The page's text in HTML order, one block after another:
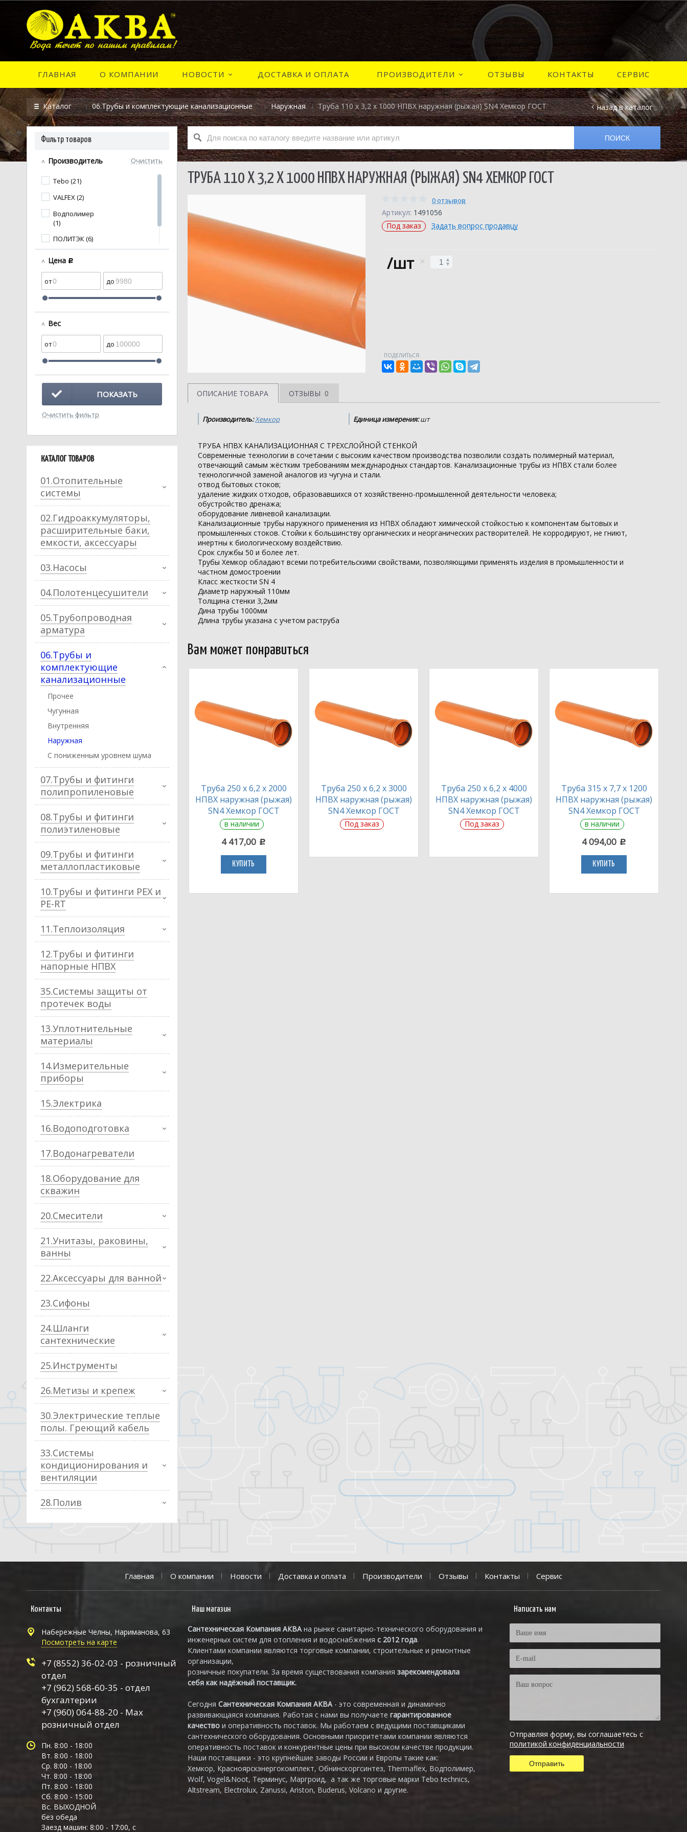
ГЛАВНАЯ О КОМПАНИИ НОВОСТИ ДОСТАВКА И ОПЛАТА ПРОИЗВОДИТЕЛИ ОТЗЫВЫ КОНТАКТЫ СЕРВИС
Каталог 06.Трубы и комплектующие канализационные Наружная Труба 110 х 3,2 х 1000 НПВХ наружная (рыжая) SN4 Хемкор ГОСТ назад в каталог
Фильтр товаров
Производитель Очистить
Tebo (21)
VALFEX (2)
Водполимер
(1)
ПОЛИТЭК (6)
Цена c
Вес
ПОКАЗАТЬ
Очистить фильтр
КАТАЛОГ ТОВАРОВ
01.Отопительные
системы
02.Гидроаккумуляторы,
расширительные баки,
емкости, аксессуары
03.Насосы
04.Полотенцесушители
05.Трубопроводная
арматура
06.Трубы и
комплектующие
канализационные
Прочее
Чугунная
Внутренняя
Наружная
С пониженным уровнем шума
07.Трубы и фитинги
полипропиленовые
08.Трубы и фитинги
полиэтиленовые
09.Трубы и фитинги
металлопластиковые
10.Трубы и фитинги PEX и
PE-RT
11.Теплоизоляция
12.Трубы и фитинги
напорные НПВХ
35.Системы защиты от
протечек воды
13.Уплотнительные
материалы
14.Измерительные
приборы
15.Электрика
16.Водоподготовка
17.Водонагреватели
18.Оборудование для
скважин
20.Смесители
21.Унитазы, раковины,
ванны
22.Аксессуары для ванной
23.Сифоны
24.Шланги
сантехнические
25.Инструменты
26.Метизы и крепеж
30.Электрические теплые
полы. Греющий кабель
33.Системы
кондиционирования и
вентиляции
28.Полив
ТРУБА 110 Х 3,2 Х 1000 НПВХ НАРУЖНАЯ (РЫЖАЯ) SN4 ХЕМКОР ГОСТ
0 отзывов
Артикул: 1491056
Под заказ
Задать вопрос продавцу
/шт
ПОДЕЛИТЬСЯ:
ОПИСАНИЕ ТОВАРА ОТЗЫВЫ 0
Производитель:Хемкор Единица измерения:шт
ТРУБА НПВХ КАНАЛИЗАЦИОННАЯ С ТРЕХСЛОЙНОЙ СТЕНКОЙ
Современные технологии в сочетании с высоким качеством производства позволили создать полимерный материал,
отвечающий самым жёстким требованиям международных стандартов. Канализационные трубы из НПВХ стали более
технологичной заменой аналогов из чугуна и стали.
отвод бытовых стоков;
удаление жидких отходов, образовавшихся от хозяйственно-промышленной деятельности человека;
обустройство дренажа;
оборудование ливневой канализации.
Канализационные трубы наружного применения из НПВХ обладают химической стойкостью к компонентам бытовых и
промышленных стоков. Стойки к большинству органических и неорганических растворителей. Не корродируют, не гниют,
инертны к биологическому воздействию.
Срок службы 50 и более лет.
Трубы Хемкор обладают всеми потребительскими свойствами, позволяющими применять изделия в промышленности и
частном домостроении
Класс жесткости SN 4
Диаметр наружный 110мм
Толщина стенки 3,2мм
Дина трубы 1000мм
Длина трубы указана с учетом раструба
Вам может понравиться
Труба 250 х 6,2 х 2000
НПВХ наружная (рыжая)
SN4 Хемкор ГОСТ
в наличии
4 417,00 c
КУПИТЬ
Труба 250 х 6,2 х 3000
НПВХ наружная (рыжая)
SN4 Хемкор ГОСТ
Под заказ
Труба 250 х 6,2 х 4000
НПВХ наружная (рыжая)
SN4 Хемкор ГОСТ
Под заказ
Труба 315 х 7,7 х 1200
НПВХ наружная (рыжая)
SN4 Хемкор ГОСТ
в наличии
4 094,00 c
КУПИТЬ
Главная О компании Новости Доставка и оплата Производители Отзывы Контакты Сервис
Контакты
Набережные Челны, Нариманова, 63
Посмотреть на карте
+7 (8552) 36-02-03 - розничный
отдел
+7 (962) 568-60-35 - отдел
бухгалтерии
+7 (960) 064-88-20 - Max
розничный отдел
Пн. 8:00 - 18:00
Вт. 8:00 - 18:00
Ср. 8:00 - 18:00
Чт. 8:00 - 18:00
Пт. 8:00 - 18:00
Сб. 8:00 - 15:00
Вс. ВЫХОДНОЙ
без обеда
Заезд машин: 8:00 - 17:00, с
Наш магазин
Сантехническая Компания АКВАна рынке санитарно-технического оборудования и
инженерных систем для отопления и водоснабжения с 2012 года.
Клиентами компании являются торговые компании, строительные и ремонтные
организации,
розничные покупатели. За время существования компания зарекомендовала
себя как надёжный поставщик.
Сегодня Сантехническая Компания АКВА - это современная и динамично
развивающаяся компания. Работая с нами вы получаете гарантированное
качество и оперативность поставок. Мы работаем с ведущими поставщиками
сантехнического оборудования. Основными приоритетами компании являются
оперативность поставок и конкурентные цены при высоком качестве продукции.
Наши поставщики - это крупнейшие заводы России и Европы такие как:
Хемкор, Красноярскэнергокомплект, Обнинскоргсинтез, Thermaflex, Водполимер,
Wolf, Vogel&Noot, Терминус, Маргроид, а так же торговые марки Tebo technics,
Altstream, Electrolux, Zanussi, Ariston, Buderus, Volcano и другие.
Написать нам
Отправляя форму, вы соглашаетесь с
политикой конфиденциальности